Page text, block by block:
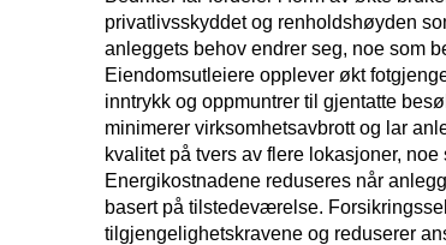
privatlivsskyddet og renholdshøyden
anleggets behov endrer seg, noe som
Eiendomsutleiere opplever økt
inntrykk og oppmuntrer til gjentatte
minimerer virksomhetsavbrott og lar
kvalitet på tvers av flere lokasjoner,
Energikostnadene reduseres når
basert på tilstedeværelse.
tilgjengelighetskravene og reduserer